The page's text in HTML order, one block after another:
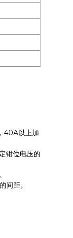
40A以上加
钳位电压的
间距。